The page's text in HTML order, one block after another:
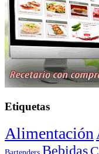
Etiquetas
Alimentación
Bebidas